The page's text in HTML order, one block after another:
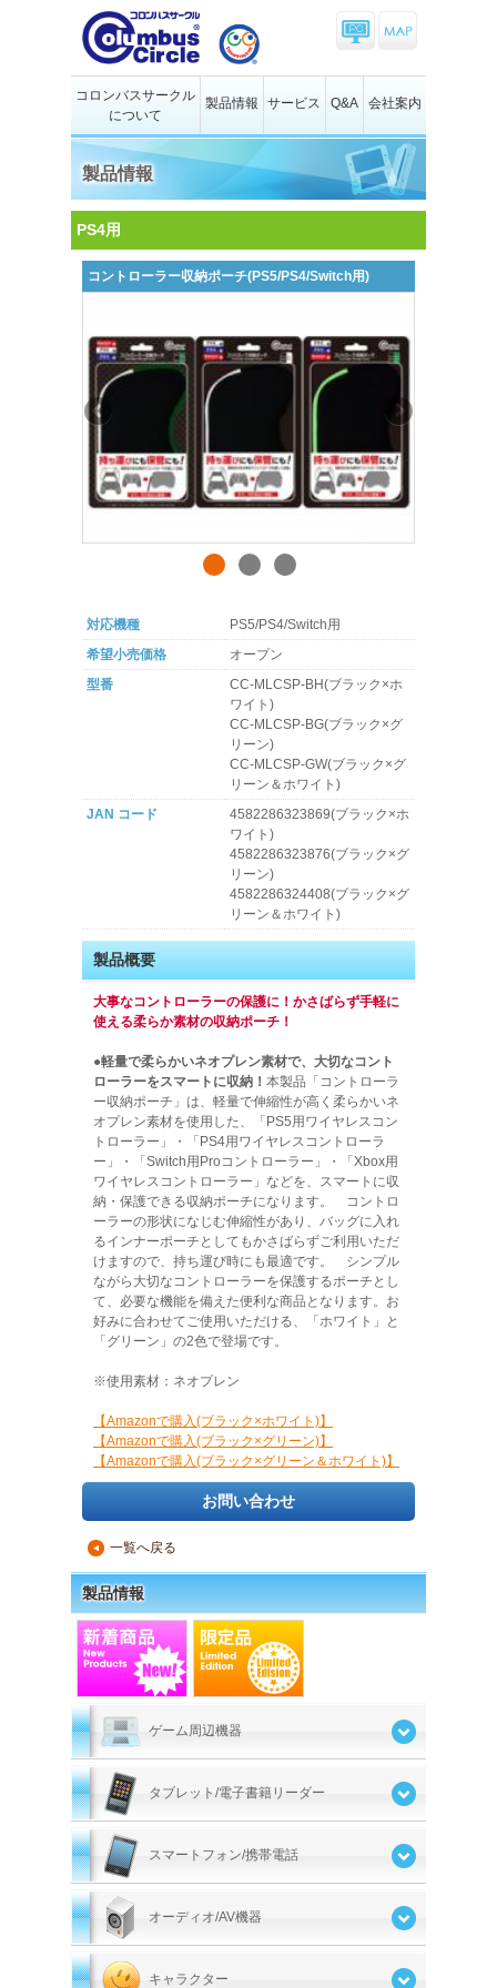
コロンバスサークル
について
製品情報 サービス Q&A 会社案内
製品情報
PS4用
コントローラー収納ポーチ(PS5/PS4/Switch用)
対応機種
PS5/PS4/Switch用
希望小売価格
オープン
型番
CC-MLCSP-BH(ブラック×ホ
ワイト)
CC-MLCSP-BG(ブラック×グ
リーン)
CC-MLCSP-GW(ブラック×グ
リーン＆ホワイト)
JAN コード
4582286323869(ブラック×ホ
ワイト)
4582286323876(ブラック×グ
リーン)
4582286324408(ブラック×グ
リーン＆ホワイト)
製品概要
大事なコントローラーの保護に！かさばらず手軽に
使える柔らか素材の収納ポーチ！
●軽量で柔らかいネオプレン素材で、大切なコント
ローラーをスマートに収納！ 本製品「コントローラ
ー収納ポーチ」は、軽量で伸縮性が高く柔らかいネ
オプレン素材を使用した、「PS5用ワイヤレスコン
トローラー」・「PS4用ワイヤレスコントローラ
ー」・「Switch用Proコントローラー」・「Xbox用
ワイヤレスコントローラー」などを、スマートに収
納・保護できる収納ポーチになります。 コントロ
ーラーの形状になじむ伸縮性があり、バッグに入れ
るインナーポーチとしてもかさばらずご利用いただ
けますので、持ち運び時にも最適です。 シンプル
ながら大切なコントローラーを保護するポーチとし
て、必要な機能を備えた便利な商品となります。お
好みに合わせてご使用いただける、「ホワイト」と
「グリーン」の2色で登場です。
※使用素材：ネオプレン
【Amazonで購入(ブラック×ホワイト)】
【Amazonで購入(ブラック×グリーン)】
【Amazonで購入(ブラック×グリーン＆ホワイト)】
お問い合わせ
▲ 一覧へ戻る
製品情報
ゲーム周辺機器
タブレット/電子書籍リーダー
スマートフォン/携帯電話
オーディオ/AV機器
キャラクター